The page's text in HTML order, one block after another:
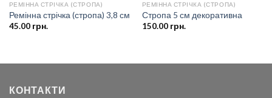
РЕМІННА СТРІЧКА (СТРОПА)
Ремінна стрічка (стропа) 3,8 см
45.00грн.
РЕМІННА СТРІЧКА (СТРОПА)
Стропа 5 см декоративна
150.00грн.
КОНТАКТИ